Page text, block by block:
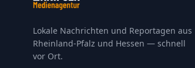
Lokale Nachrichten und Reportagen aus
Rheinland-Pfalz und Hessen — schnell
vor Ort.